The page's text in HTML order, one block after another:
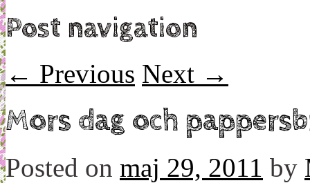
Post navigation
← Previous Next →
Mors dag och
Posted on maj 29, 2011 by